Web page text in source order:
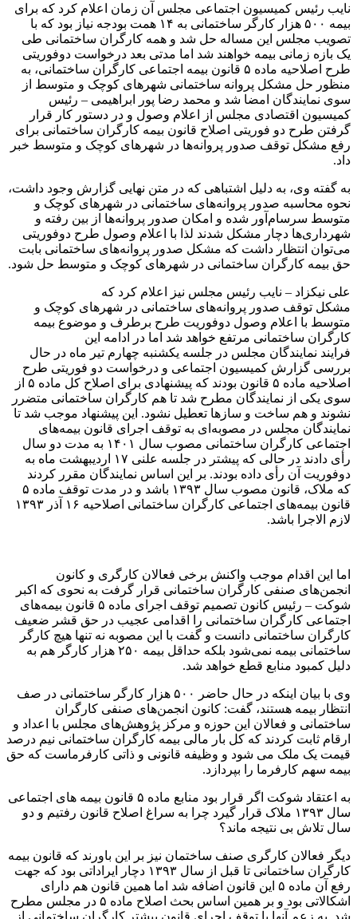
نایب رئیس کمیسیون اجتماعی مجلس آن زمان اعلام کرد که برای
بیمه ۵۰۰ هزار کارگر ساختمانی به ۱۴ همت بودجه نیاز بود که با
تصویب مجلس این مساله حل شد و همه کارگران ساختمانی طی
یک بازه زمانی بیمه خواهند شد اما مدتی بعد درخواست دوفوریتی
طرح اصلاحیه ماده ۵ قانون بیمه اجتماعی کارگران ساختمانی، به
منظور حل مشکل پروانه ساختمانی شهرهای کوچک و متوسط از
سوی نمایندگان امضا شد و محمد رضا پور ابراهیمی – رئیس
کمیسیون اقتصادی مجلس از اعلام وصول و در دستور کار قرار
گرفتن طرح دو فوریتی اصلاح قانون بیمه کارگران ساختمانی برای
رفع مشکل توقف صدور پروانه‌ها در شهرهای کوچک و متوسط خبر
داد.
به گفته وی، به دلیل اشتباهی که در متن نهایی گزارش وجود داشت،
نحوه محاسبه صدور پروانه‌های ساختمانی در شهرهای کوچک و
متوسط سرسام‌آور شده و امکان صدور پروانه‌ها از بین رفته و
شهرداری‌ها دچار مشکل شدند لذا با اعلام وصول طرح دوفوریتی
می‌توان انتظار داشت که مشکل صدور پروانه‌های ساختمانی بابت
حق بیمه کارگران ساختمانی در شهرهای کوچک و متوسط حل شود.
علی نیکزاد – نایب رئیس مجلس نیز اعلام کرد که
مشکل توقف صدور پروانه‌های ساختمانی در شهرهای کوچک و
متوسط با اعلام وصول دوفوریت طرح برطرف و موضوع بیمه
کارگران ساختمانی مرتفع خواهد شد اما در ادامه این
فرایند نمایندگان مجلس در جلسه یکشنبه چهارم تیر ماه در حال
بررسی گزارش کمیسیون اجتماعی و درخواست دو فوریتی طرح
اصلاحیه ماده ۵ قانون بودند که پیشنهادی برای اصلاح کل ماده ۵ از
سوی یکی از نمایندگان مطرح شد تا هم کارگران ساختمانی متضرر
نشوند و هم ساخت و سازها تعطیل نشود. این پیشنهاد موجب شد تا
نمایندگان مجلس در مصوبه‌ای به توقف اجرای قانون بیمه‌های
اجتماعی کارگران ساختمانی مصوب سال ۱۴۰۱ به مدت دو سال
رأی دادند در حالی که پیشتر در جلسه علنی ۱۷ اردیبهشت ماه به
دوفوریت آن رأی داده بودند. بر این اساس نمایندگان مقرر کردند
که ملاک، قانون مصوب سال ۱۳۹۳ باشد و در مدت توقف ماده ۵
قانون بیمه‌های اجتماعی کارگران ساختمانی اصلاحیه ۱۶ آذر ۱۳۹۳
لازم الاجرا باشد.
اما این اقدام موجب واکنش برخی فعالان کارگری و کانون
انجمن‌های صنفی کارگران ساختمانی قرار گرفت به نحوی که اکبر
شوکت – رئیس کانون تصمیم توقف اجرای ماده ۵ قانون بیمه‌های
اجتماعی کارگران ساختمانی را اقدامی عجیب در حق قشر ضعیف
کارگران ساختمانی دانست و گفت با این مصوبه نه تنها هیچ کارگر
ساختمانی بیمه نمی‌شود بلکه حداقل بیمه ۲۵۰ هزار کارگر هم به
دلیل کمبود منابع قطع خواهد شد.
وی با بیان اینکه در حال حاضر ۵۰۰ هزار کارگر ساختمانی در صف
انتظار بیمه هستند، گفت: کانون انجمن‌های صنفی کارگران
ساختمانی و فعالان این حوزه و مرکز پژوهش‌های مجلس با اعداد و
ارقام ثابت کردند که کل بار مالی بیمه کارگران ساختمانی نیم درصد
قیمت یک ملک می شود و وظیفه قانونی و ذاتی کارفرماست که حق
بیمه سهم کارفرما را بپردازد.
به اعتقاد شوکت اگر قرار بود منابع ماده ۵ قانون بیمه های اجتماعی
سال ۱۳۹۳ ملاک قرار گیرد چرا به سراغ اصلاح قانون رفتیم و دو
سال تلاش بی نتیجه ماند؟
دیگر فعالان کارگری صنف ساختمان نیز بر این باورند که قانون بیمه
کارگران ساختمانی تا قبل از سال ۱۳۹۳ دچار ایراداتی بود که جهت
رفع آن ماده ۵ این قانون اضافه شد اما همین قانون هم دارای
اشکالاتی بود و بر همین اساس بحث اصلاح ماده ۵ در مجلس مطرح
شد. به زعم آنها با توقف اجرای قانون بیشتر کارگران ساختمانی از